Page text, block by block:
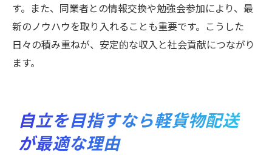
自立を支える収入戦略の立て方とは
軽貨物配送で収入向上を目指す自立術
自立のための軽貨物配送収入管理法
す。また、同業者との情報交換や勉強会参加により、最
新のノウハウを取り入れることも重要です。こうした
日々の積み重ねが、安定的な収入と社会貢献につながり
ます。
自立を目指すなら軽貨物配送
が最適な理由